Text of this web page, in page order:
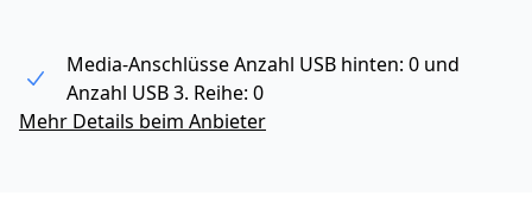
Media-Anschlüsse Anzahl USB hinten: 0 und
Anzahl USB 3. Reihe: 0
Mehr Details beim Anbieter